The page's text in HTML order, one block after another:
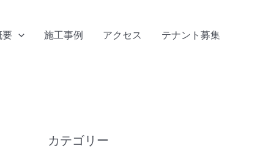
要 施工事例 アクセス テナント募集
カテゴリー